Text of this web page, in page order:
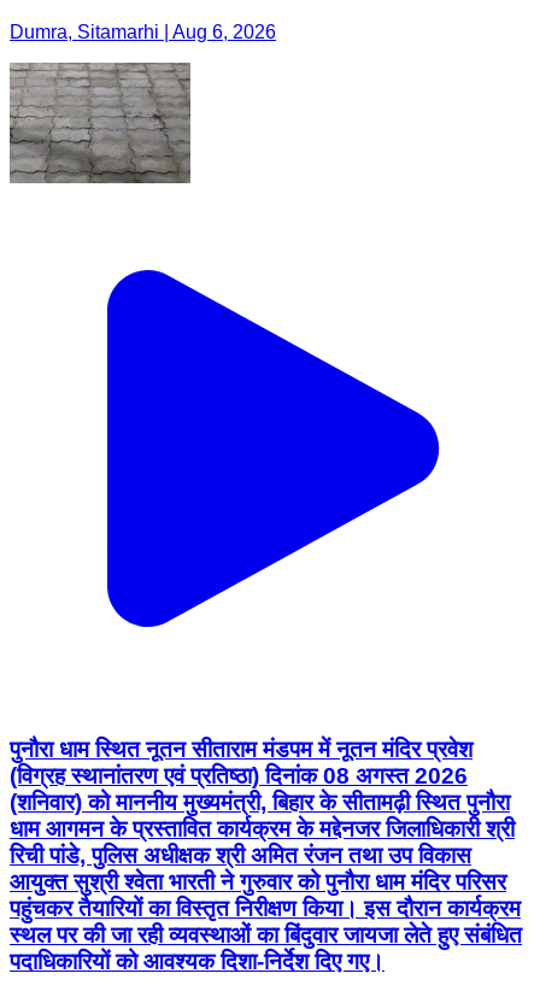
Dumra, Sitamarhi | Aug 6, 2026
पुनौरा धाम स्थित नूतन सीताराम मंडपम में नूतन मंदिर प्रवेश
(विग्रह स्थानांतरण एवं प्रतिष्ठा) दिनांक 08 अगस्त 2026
(शनिवार) को माननीय मुख्यमंत्री, बिहार के सीतामढ़ी स्थित पुनौरा
धाम आगमन के प्रस्तावित कार्यक्रम के मद्देनजर जिलाधिकारी श्री
रिची पांडे, पुलिस अधीक्षक श्री अमित रंजन तथा उप विकास
आयुक्त सुश्री श्वेता भारती ने गुरुवार को पुनौरा धाम मंदिर परिसर
पहुंचकर तैयारियों का विस्तृत निरीक्षण किया। इस दौरान कार्यक्रम
स्थल पर की जा रही व्यवस्थाओं का बिंदुवार जायजा लेते हुए संबंधित
पदाधिकारियों को आवश्यक दिशा-निर्देश दिए गए।